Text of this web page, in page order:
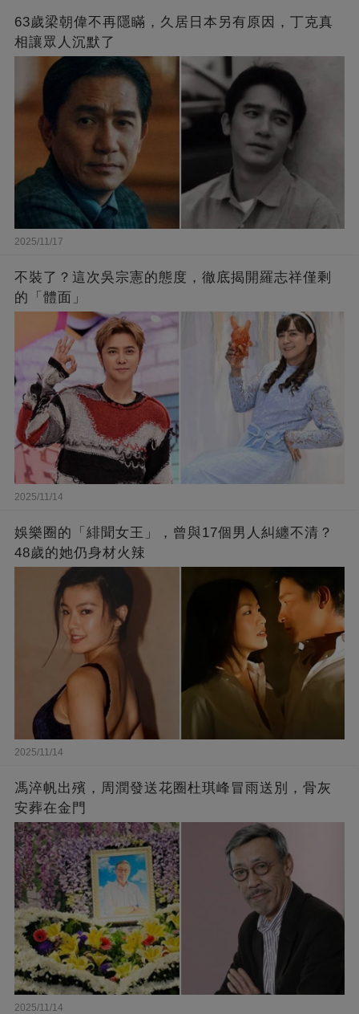
63歲梁朝偉不再隱瞞，久居日本另有原因，丁克真
相讓眾人沉默了
2025/11/17
不裝了？這次吳宗憲的態度，徹底揭開羅志祥僅剩
的「體面」
2025/11/14
娛樂圈的「緋聞女王」，曾與17個男人糾纏不清？
48歲的她仍身材火辣
2025/11/14
馮淬帆出殯，周潤發送花圈杜琪峰冒雨送別，骨灰
安葬在金門
2025/11/14